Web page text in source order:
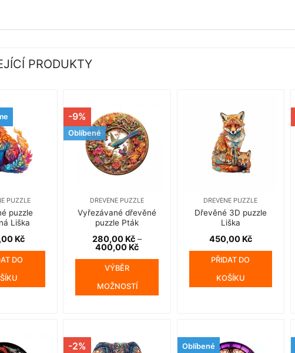
PRODUKTY
PUZZLE
puzzle
Liška
Kč
DO
-9%
Oblíbené
DŘEVĚNÉ PUZZLE
Vyřezávané dřevěné
puzzle Pták
280,00 Kč –
400,00 KčRozpětí
VÝBĚR
MOŽNOSTÍ
variant.
DŘEVĚNÉ PUZZLE
Dřevěné 3D puzzle
Liška
450,00 Kč
PŘIDAT DO
KOŠÍKU
-2% Oblíbené